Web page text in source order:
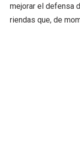
mejorar el defensa
riendas que, de